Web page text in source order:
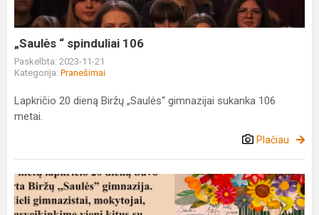
„Saulės “ spinduliai 106
Paskelbta: 2023-11-21
Kategorija: Pranešimai
Lapkričio 20 dieną Biržų „Saulės“ gimnazijai sukanka 106
metai.
Plačiau
Gimnazijos
gimtadienis